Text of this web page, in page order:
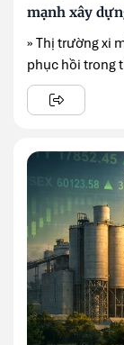
mạnh xây
» Thị trường xi
phục hồi trong